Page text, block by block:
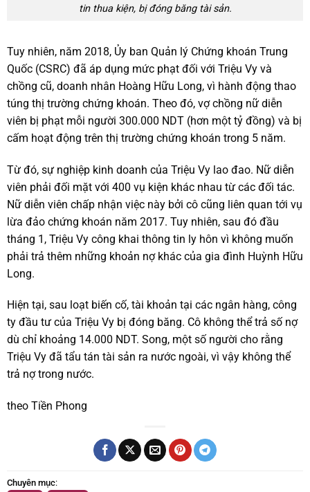
tin thua kiện, bị đóng băng tài sản.
Tuy nhiên, năm 2018, Ủy ban Quản lý Chứng khoán Trung
Quốc (CSRC) đã áp dụng mức phạt đối với Triệu Vy và
chồng cũ, doanh nhân Hoàng Hữu Long, vì hành động thao
túng thị trường chứng khoán. Theo đó, vợ chồng nữ diễn
viên bị phạt mỗi người 300.000 NDT (hơn một tỷ đồng) và bị
cấm hoạt động trên thị trường chứng khoán trong 5 năm.
Từ đó, sự nghiệp kinh doanh của Triệu Vy lao đao. Nữ diễn
viên phải đối mặt với 400 vụ kiện khác nhau từ các đối tác.
Nữ diễn viên chấp nhận việc này bởi cô cũng liên quan tới vụ
lừa đảo chứng khoán năm 2017. Tuy nhiên, sau đó đầu
tháng 1, Triệu Vy công khai thông tin ly hôn vì không muốn
phải trả thêm những khoản nợ khác của gia đình Huỳnh Hữu
Long.
Hiện tại, sau loạt biến cố, tài khoản tại các ngân hàng, công
ty đầu tư của Triệu Vy bị đóng băng. Cô không thể trả số nợ
dù chỉ khoảng 14.000 NDT. Song, một số người cho rằng
Triệu Vy đã tẩu tán tài sản ra nước ngoài, vì vậy không thể
trả nợ trong nước.
theo Tiền Phong
Chuyên mục: